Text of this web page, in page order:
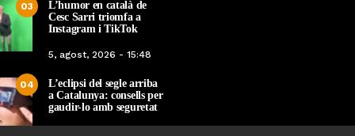
03
L’humor en català de
Cesc Sarri triomfa a
Instagram i TikTok
5, agost, 2026 - 15:48
04
L’eclipsi del segle arriba
a Catalunya: consells per
gaudir-lo amb seguretat